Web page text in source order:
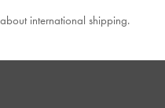
快適さ
international shipping.